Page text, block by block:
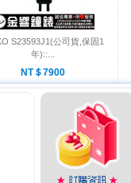
S23593J1(公司貨,保固1
年)::...
NT＄7900